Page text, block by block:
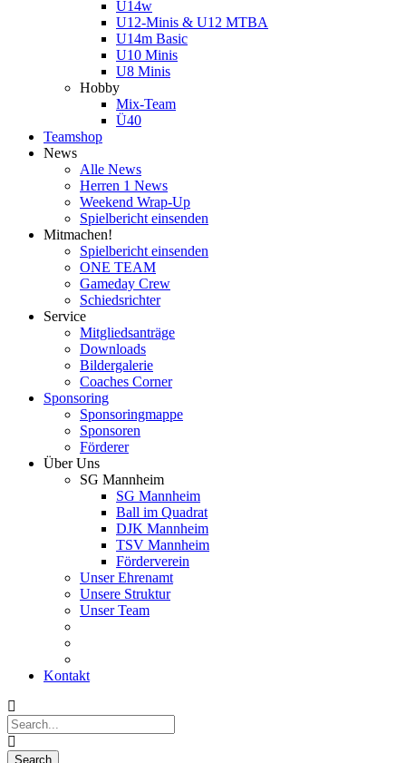
U14w
U12-Minis & U12 MTBA
U14m Basic
U10 Minis
U8 Minis
Hobby
Mix-Team
Ü40
Teamshop
News
Alle News
Herren 1 News
Weekend Wrap-Up
Spielbericht einsenden
Mitmachen!
Spielbericht einsenden
ONE TEAM
Gameday Crew
Schiedsrichter
Service
Mitgliedsanträge
Downloads
Bildergalerie
Coaches Corner
Sponsoring
Sponsoringmappe
Sponsoren
Förderer
Über Uns
SG Mannheim
SG Mannheim
Ball im Quadrat
DJK Mannheim
TSV Mannheim
Förderverein
Unser Ehrenamt
Unsere Struktur
Unser Team
Kontakt